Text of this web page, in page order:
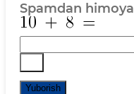
Spamdan himoya
Yuborish